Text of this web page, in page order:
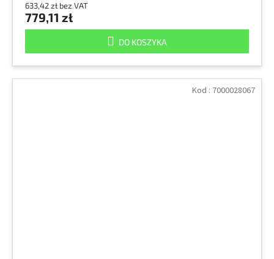
633,42 zł bez VAT
779,11 zł
DO KOSZYKA
Kod : 7000028067